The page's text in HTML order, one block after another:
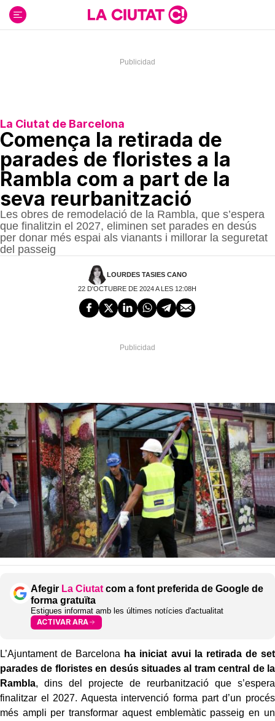
contenido
La Ciutat de Barcelona
Comença la retirada de
parades de floristes a la
Rambla com a part de la
seva reurbanització
Les obres de remodelació de la Rambla, que s’espera
que finalitzin el 2027, eliminen set parades en desús
per donar més espai als vianants i millorar la seguretat
del passeig
LOURDES TASIES CANO
22 D'OCTUBRE DE 2024 A LES 12:08H
Afegir La Ciutat com a font preferida de Google de
forma gratuïta
Estigues informat amb les últimes notícies d'actualitat
ACTIVAR ARA
L’Ajuntament de Barcelona ha iniciat avui la retirada de set
parades de floristes en desús situades al tram central de la
Rambla, dins del projecte de reurbanització que s’espera
finalitzar el 2027. Aquesta intervenció forma part d’un procés
més ampli per transformar aquest emblemàtic passeig en un